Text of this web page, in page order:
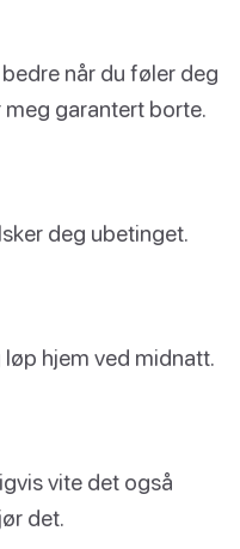
når du føler deg
meg garantert borte.
deg ubetinget.
hjem ved midnatt.
vite det også
det.